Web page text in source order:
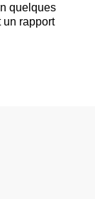
quelques
un rapport